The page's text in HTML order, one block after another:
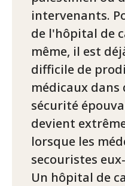
intervenants.
de l'hôpital de
même, il est
difficile de
médicaux dans
sécurité
devient
lorsque les
secouristes
Un hôpital de